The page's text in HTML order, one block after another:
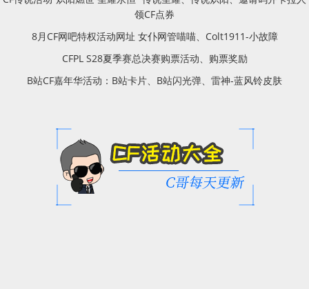
领CF点券
8月CF网吧特权活动网址 女仆网管喵喵、Colt1911-小故障
CFPL S28夏季赛总决赛购票活动、购票奖励
B站CF嘉年华活动：B站卡片、B站闪光弹、雷神-蓝风铃皮肤